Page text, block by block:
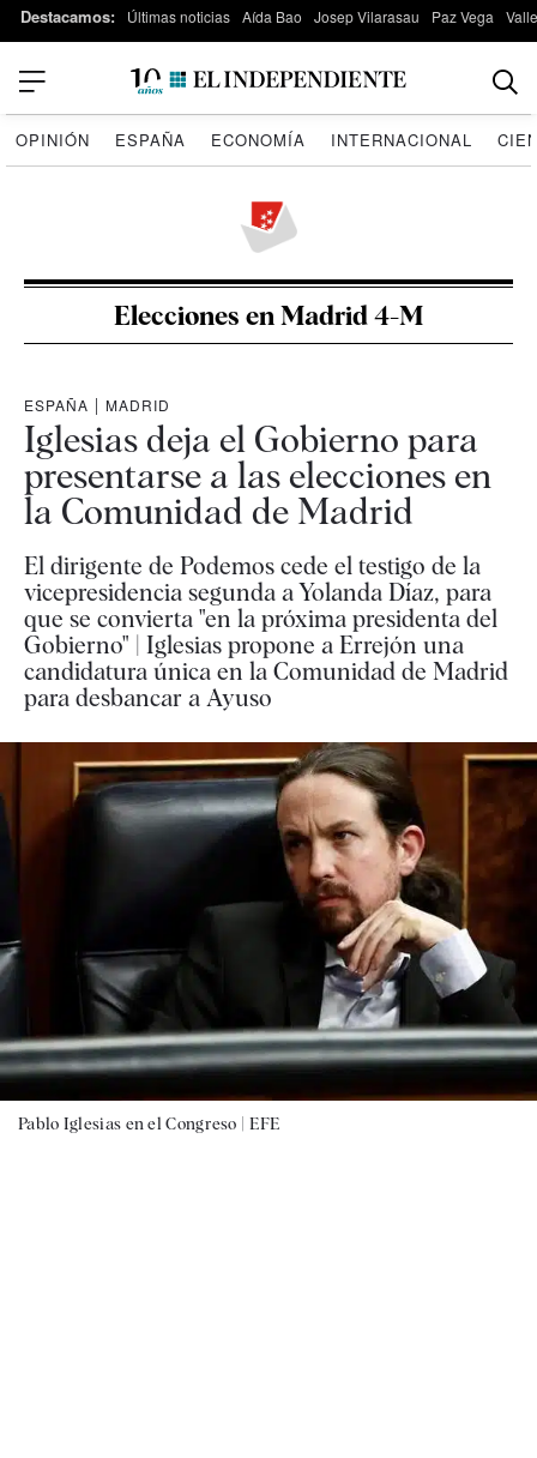
Destacamos: Últimas noticias Aída Bao Josep Vilarasau Paz Vega
OPINIÓN ESPAÑA ECONOMÍA INTERNACIONAL
Elecciones en Madrid 4-M
ESPAÑA | MADRID
Iglesias deja el Gobierno para
presentarse a las elecciones en
la Comunidad de Madrid
El dirigente de Podemos cede el testigo de la
vicepresidencia segunda a Yolanda Díaz, para
que se convierta "en la próxima presidenta del
Gobierno" | Iglesias propone a Errejón una
candidatura única en la Comunidad de Madrid
para desbancar a Ayuso
Pablo Iglesias en el Congreso | EFE